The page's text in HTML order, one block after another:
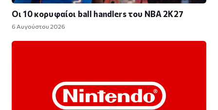
Οι 10 κορυφαίοι ball handlers του NBA 2K27
6 Αυγούστου 2026